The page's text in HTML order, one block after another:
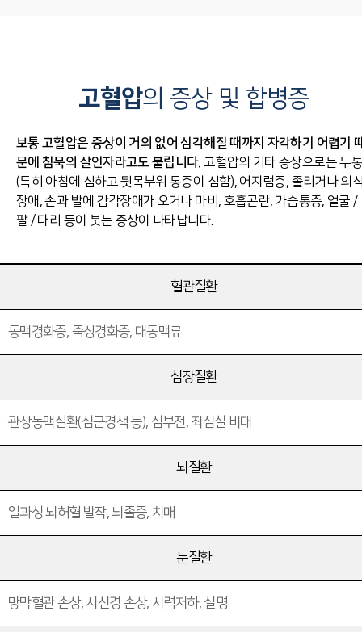
고혈압의 증상 및 합병증
보통 고혈압은 증상이 거의 없어 심각해질 때까지 자각하기 어렵기
문에 침묵의 살인자라고도 불립니다. 고혈압의 기타 증상으로는 두통
(특히 아침에 심하고 뒷목부위 통증이 심함), 어지럼증, 졸리거나 의
장애, 손과 발에 감각장애가 오거나 마비, 호흡곤란, 가슴통증, 얼굴 /
팔 / 다리 등이 붓는 증상이 나타납니다.
혈관질환
동맥경화증, 죽상경화증, 대동맥류
심장질환
관상동맥질환(심근경색 등), 심부전, 좌심실 비대
뇌질환
일과성 뇌허혈 발작, 뇌졸증, 치매
눈질환
망막혈관 손상, 시신경 손상, 시력저하, 실명